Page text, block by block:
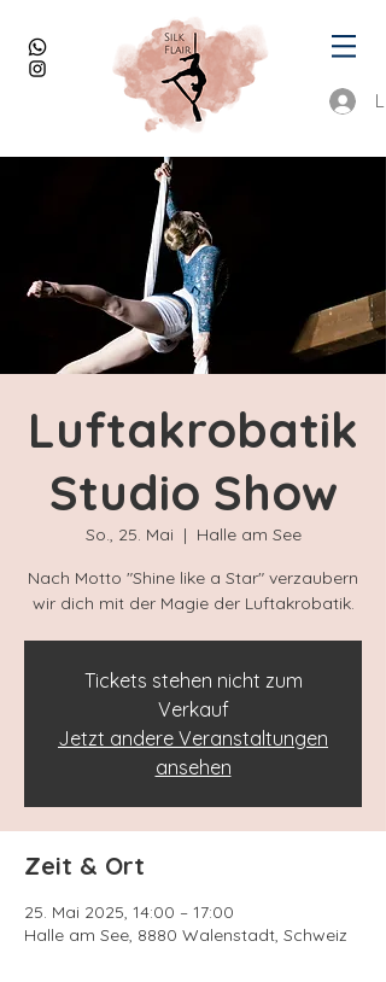
Luftakrobatik
Studio Show
So., 25. Mai
  |
Halle am See
Nach Motto "Shine like a Star" verzaubern
wir dich mit der Magie der Luftakrobatik.
Tickets stehen nicht zum
Verkauf
Jetzt andere Veranstaltungen
ansehen
Zeit & Ort
25. Mai 2025, 14:00 – 17:00
Halle am See, 8880 Walenstadt, Schweiz